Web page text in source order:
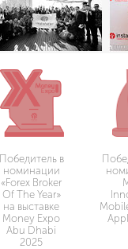
Победитель в
номинации
«Forex Broker
Of The Year»
на выставке
Money Expo
Abu Dhabi
2025